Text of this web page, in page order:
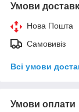
Умови
Нова Пошта
Самовивіз
Всі умови
Умови оплати